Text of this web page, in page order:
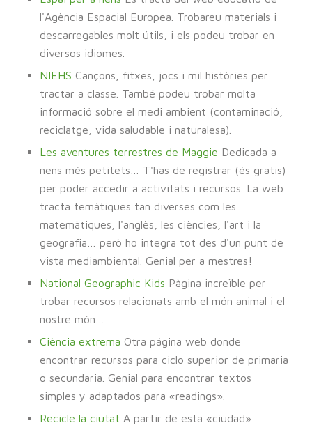
l'Agència Espacial Europea. Trobareu materials i
descarregables molt útils, i els podeu trobar en
diversos idiomes.
NIEHS Cançons, fitxes, jocs i mil històries per
tractar a classe. També podeu trobar molta
informació sobre el medi ambient (contaminació,
reciclatge, vida saludable i naturalesa).
Les aventures terrestres de Maggie Dedicada a
nens més petitets… T'has de registrar (és gratis)
per poder accedir a activitats i recursos. La web
tracta temàtiques tan diverses com les
matemàtiques, l'anglès, les ciències, l'art i la
geografia… però ho integra tot des d'un punt de
vista mediambiental. Genial per a mestres!
National Geographic Kids Pàgina increïble per
trobar recursos relacionats amb el món animal i el
nostre món…
Ciència extrema Otra página web donde
encontrar recursos para ciclo superior de primaria
o secundaria. Genial para encontrar textos
simples y adaptados para «readings».
Recicle la ciutat A partir de esta «ciudad»